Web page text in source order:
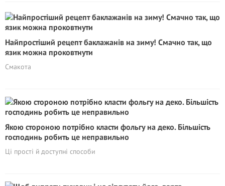
Найпростіший рецепт баклажанів на зиму! Смачно так, що
язик можна проковтнути
Смакота
Якою стороною потрібно класти фольгу на деко. Більшість
господинь робить це неправильно
Ці прості й доступні способи